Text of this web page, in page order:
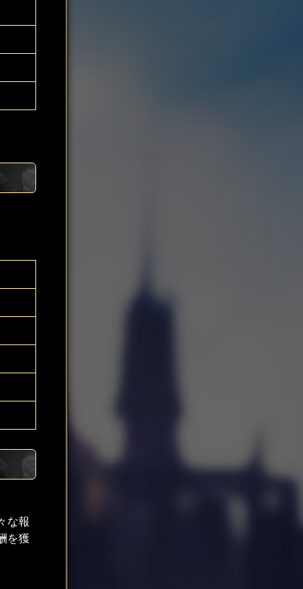
な報
を獲